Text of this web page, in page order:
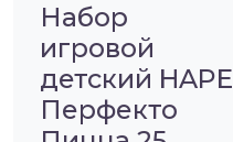
Набор
игровой
детский HAPE
Перфекто